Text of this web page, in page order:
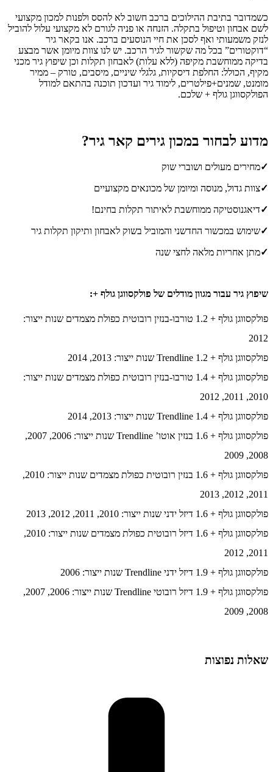
כשמדובר בתיבת ההילוכים ברכב חשוב לא להסס ולפנות למכון מקצועי
לשם אבחון וטיפול בתקלה. הזנחה או פניה לגורם לא מקצועי עלול להוביל
לנזק משמעותי ואף לסכן את חיי הנוסעים ברכב. אנו בקאר גיר
“דוקטורים” בכל מה שקשור לגיר הרכב. יש לנו צוות מיומן אשר מבצע
בדיקה ממוחשבת מקיפה (ללא עלות) לאבחון תקלות וכן שיפוץ גיר מכני
מקיף, הכולל: החלפת דיסקיות, גלגלי שיניים, מיסבים, טורק – ממיר
מומנט, שמנים+פילטרים, לימוד גיר ועדכון תוכנה בהתאם למודל
הפולקסווגן גולף + שלכם.
מדוע לבחור במכון גירים קאר גיר?
✓מחירים מעולים ושוברי שוק
✓צוות גדול, מנוסה ומיומן של מכונאים מקצועיים
✓דיאגנוסטיקה ממוחשבת לאיתור תקלות בחינם!
✓שימוש במכשור החדשני והמוביל בשוק לאבחון ותיקון תקלות גיר
✓מתן אחריות מלאה לחצי שנה
שיפוץ גיר עבור מגוון מודלים של פולקסווגן גולף +:
פולקסווגן גולף + 1.2 טורבו-בנזין רובוטית כפולת מצמדים שנות ייצור:
2012
פולקסווגן גולף + 1.2 Trendline שנות ייצור: 2013, 2014
פולקסווגן גולף + 1.4 טורבו-בנזין רובוטית כפולת מצמדים שנות ייצור:
2010, 2011, 2012
פולקסווגן גולף + 1.4 Trendline שנות ייצור: 2013, 2014
פולקסווגן גולף + 1.6 בנזין אוטו’ Trendline שנות ייצור: 2006, 2007,
2008, 2009
פולקסווגן גולף + 1.6 בנזין רובוטית כפולת מצמדים שנות ייצור: 2010,
2011, 2012, 2013
פולקסווגן גולף + 1.6 דיזל ידני שנות ייצור: 2010, 2011, 2012, 2013
פולקסווגן גולף + 1.6 דיזל רובוטית כפולת מצמדים שנות ייצור: 2010,
2011, 2012
פולקסווגן גולף + 1.9 דיזל ידני Trendline שנות ייצור: 2006
פולקסווגן גולף + 1.9 דיזל רובוטי Trendline שנות ייצור: 2006, 2007,
2008, 2009
שאלות נפוצות